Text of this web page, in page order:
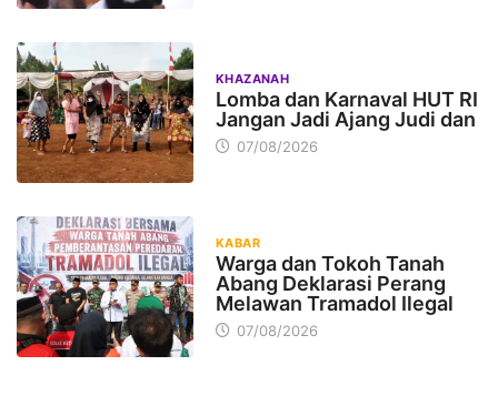
KHAZANAH
Lomba dan Karnaval HUT RI
Jangan Jadi Ajang Judi dan
07/08/2026
KABAR
Warga dan Tokoh Tanah
Abang Deklarasi Perang
Melawan Tramadol Ilegal
07/08/2026